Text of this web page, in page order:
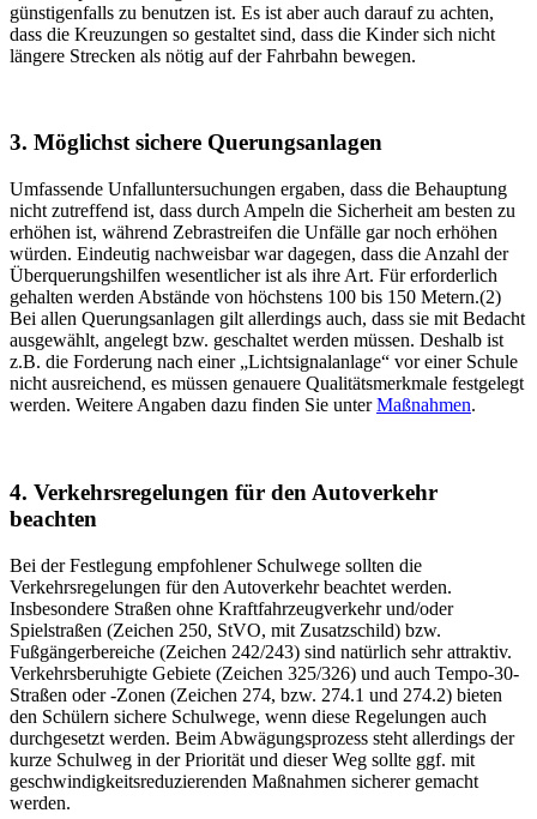
günstigenfalls zu benutzen ist. Es ist aber auch darauf zu achten,
dass die Kreuzungen so gestaltet sind, dass die Kinder sich nicht
längere Strecken als nötig auf der Fahrbahn bewegen.
3. Möglichst sichere Querungsanlagen
Umfassende Unfalluntersuchungen ergaben, dass die Behauptung
nicht zutreffend ist, dass durch Ampeln die Sicherheit am besten zu
erhöhen ist, während Zebrastreifen die Unfälle gar noch erhöhen
würden. Eindeutig nachweisbar war dagegen, dass die Anzahl der
Überquerungshilfen wesentlicher ist als ihre Art. Für erforderlich
gehalten werden Abstände von höchstens 100 bis 150 Metern.(2)
Bei allen Querungsanlagen gilt allerdings auch, dass sie mit Bedacht
ausgewählt, angelegt bzw. geschaltet werden müssen. Deshalb ist
z.B. die Forderung nach einer „Lichtsignalanlage“ vor einer Schule
nicht ausreichend, es müssen genauere Qualitätsmerkmale festgelegt
werden. Weitere Angaben dazu finden Sie unterMaßnahmen.
4. Verkehrsregelungen für den Autoverkehr
beachten
Bei der Festlegung empfohlener Schulwege sollten die
Verkehrsregelungen für den Autoverkehr beachtet werden.
Insbesondere Straßen ohne Kraftfahrzeugverkehr und/oder
Spielstraßen (Zeichen 250, StVO, mit Zusatzschild) bzw.
Fußgängerbereiche (Zeichen 242/243) sind natürlich sehr attraktiv.
Verkehrsberuhigte Gebiete (Zeichen 325/326) und auch Tempo-30-
Straßen oder -Zonen (Zeichen 274, bzw. 274.1 und 274.2) bieten
den Schülern sichere Schulwege, wenn diese Regelungen auch
durchgesetzt werden. Beim Abwägungsprozess steht allerdings der
kurze Schulweg in der Priorität und dieser Weg sollte ggf. mit
geschwindigkeitsreduzierenden Maßnahmen sicherer gemacht
werden.